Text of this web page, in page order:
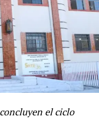
a poner su mayor
parte del ciclo
de aprendizaje
atentos a las
la Secretaría de
de nuestras
el ciclo